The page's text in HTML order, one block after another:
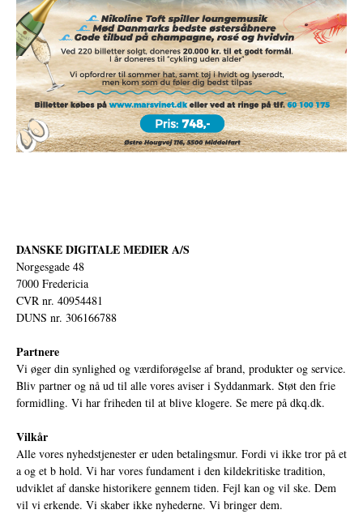
DANSKE DIGITALE MEDIER A/S
Norgesgade 48
7000 Fredericia
CVR nr. 40954481
DUNS nr. 306166788
Partnere
Vi øger din synlighed og værdiforøgelse af brand, produkter og service.
Bliv partner og nå ud til alle vores aviser i Syddanmark. Støt den frie
formidling. Vi har friheden til at blive klogere. Se mere på dkq.dk.
Vilkår
Alle vores nyhedstjenester er uden betalingsmur. Fordi vi ikke tror på et
a og et b hold. Vi har vores fundament i den kildekritiske tradition,
udviklet af danske historikere gennem tiden. Fejl kan og vil ske. Dem
vil vi erkende. Vi skaber ikke nyhederne. Vi bringer dem.